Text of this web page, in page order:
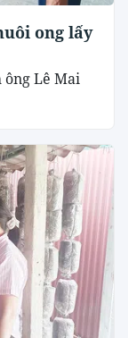
ong lấy
Lê Mai